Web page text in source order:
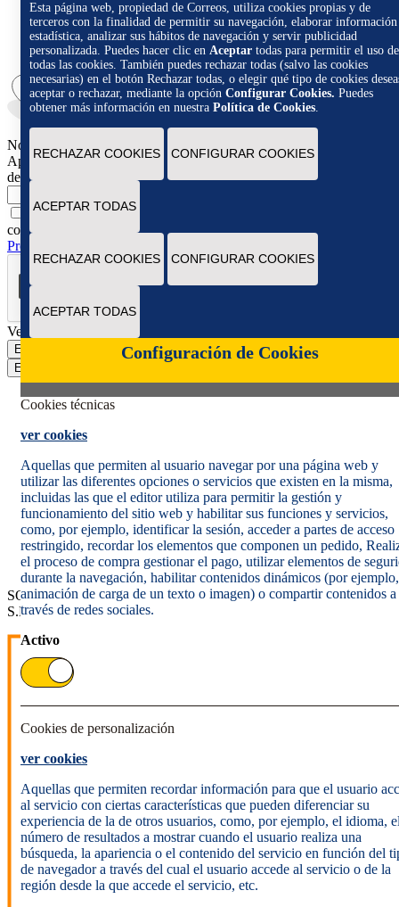
Novedades
Apúntate para recibir novedades, promociones y ofertas exclusivas
de Correos Market
Marcando esta casilla consiento la remisión de las
comunicaciones comerciales de acuerdo con laPolítica de
Protección de datos Novedades de Correos Market
Verificación reCAPTCHA
Enviar
Enviar
Política de cookies
Aviso legal
Condiciones del servicio
Política de Privacidad Web
Informe de transparencia
SOCIEDAD ESTATAL CORREOS Y TELÉGRAFOS, S.A.,
S.M.E. Todos los derechos reservados.
Esta página web, propiedad de Correos, utiliza cookies propias y de
terceros con la finalidad de permitir su navegación, elaborar información
estadística, analizar sus hábitos de navegación y servir publicidad
personalizada. Puedes hacer clic en Aceptar todas para permitir el uso de
todas las cookies. También puedes rechazar todas (salvo las cookies
necesarias) en el botón Rechazar todas, o elegir qué tipo de cookies
aceptar o rechazar, mediante la opción Configurar Cookies. Puedes
obtener más información en nuestra Política de Cookies.
RECHAZAR COOKIES CONFIGURAR COOKIES
ACEPTAR TODAS
RECHAZAR COOKIES CONFIGURAR COOKIES
ACEPTAR TODAS
Configuración de Cookies
Cookies técnicas
ver cookies
Aquellas que permiten al usuario navegar por una página web y
utilizar las diferentes opciones o servicios que existen en la misma,
incluidas las que el editor utiliza para permitir la gestión y
funcionamiento del sitio web y habilitar sus funciones y servicios,
como, por ejemplo, identificar la sesión, acceder a partes de acceso
restringido, recordar los elementos que componen un pedido,
el proceso de compra gestionar el pago, utilizar elementos de
durante la navegación, habilitar contenidos dinámicos (por ejemplo,
animación de carga de un texto o imagen) o compartir contenidos a
través de redes sociales.
Activo
Cookies de personalización
ver cookies
Aquellas que permiten recordar información para que el usuario
al servicio con ciertas características que pueden diferenciar su
experiencia de la de otros usuarios, como, por ejemplo, el idioma,
número de resultados a mostrar cuando el usuario realiza una
búsqueda, la apariencia o el contenido del servicio en función del
de navegador a través del cual el usuario accede al servicio o de la
región desde la que accede el servicio, etc.